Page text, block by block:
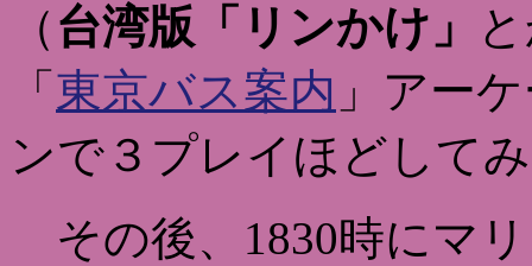
（ 台湾版「リンかけ」
「 東京バス案内 」アー
ンで３プレイほどして
その後、1830時にマ